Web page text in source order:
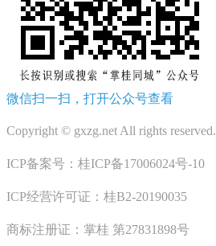
微信扫一扫，打开公众号查看
Copyright © gxzg.net All rights reserved.
ICP备案号：桂ICP备17006024号-10
ICP经营许可证：桂B2-20190035
商标注册证：掌桂 第27831898号